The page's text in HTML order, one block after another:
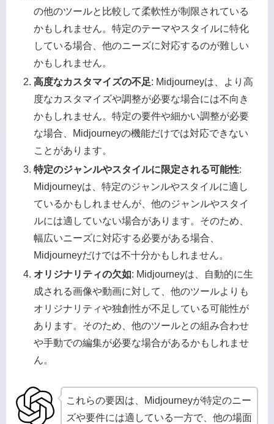
の他のツールと比較して柔軟性が制限されている
かもしれません。特定のテーマやスタイルに特化
している場合、他のニーズに対応するのが難しい
かもしれません。
高度なカスタマイズの不足: Midjourneyは、より高
度なカスタマイズや調整が必要な場合には不向き
かもしれません。特定の要件や細かい調整が必要
な場合、Midjourneyの機能だけでは対応できない
ことがあります。
特定のジャンルやスタイルに限定される可能性:
Midjourneyは、特定のジャンルやスタイルに適し
ているかもしれませんが、他のジャンルやスタイ
ルには適していない場合があります。そのため、
幅広いニーズに対応する必要がある場合、
Midjourneyだけでは不十分かもしれません。
オリジナリティの欠如: Midjourneyは、自動的に生
成される画像や動画に対して、他のツールよりも
オリジナリティや独創性が不足している可能性が
あります。そのため、他のツールとの組み合わせ
や手動での編集が必要な場合があるかもしれませ
ん。
これらの要因は、Midjourneyが特定のニー
ズや要件には適している一方で、他の場面